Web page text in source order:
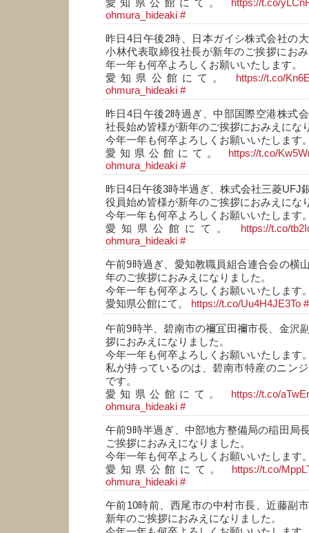
愛知県公館にて。
https://t.co/
ohmura_hideaki #
昨日4日午後2時、日本ガイシ株式会社の
小林代表取締役社長が新年のご挨拶にお
年一年も何卒よろしくお願いいたします。
愛知県公館にて。
https://t.co/
ohmura_hideaki #
昨日4日午後2時過ぎ、中部国際空港株式
社長始め皆様が新年のご挨拶におみえにな
今年一年も何卒よろしくお願いいたします
愛知県公館にて。
https://t.co/
ohmura_hideaki #
昨日4日午後3時半過ぎ、株式会社三菱UFJ
役員始め皆様が新年のご挨拶におみえにな
今年一年も何卒よろしくお願いいたします
愛知県公館にて。
https://t.co/
ohmura_hideaki #
午前9時過ぎ、愛知教職員組合連合会の横
年のご挨拶におみえになりました。
今年一年も何卒よろしくお願いいたします
愛知県公館にて。
https://t.co/Uu4H4JE3To #
午前9時半、碧南市の禰冝田禰市長、金沢
拶におみえになりました。
今年一年も何卒よろしくお願いいたします
私が持っているのは、碧南市特産のニン
です。
愛知県公館にて。
https://t.co/
ohmura_hideaki #
午前9時半過ぎ、中部地方整備局の稲田局
ご挨拶におみえになりました。
今年一年も何卒よろしくお願いいたします
愛知県公館にて。
https://t.co/
ohmura_hideaki #
午前10時前、西尾市の中村市長、近藤副
新年のご挨拶におみえになりました。